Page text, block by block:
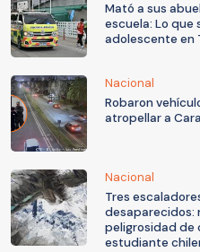
Mató a sus
escuela: Lo que
adolescente en
Nacional
Robaron
atropellar a
Nacional
Tres
desaparecidos:
peligrosidad de
estudiante